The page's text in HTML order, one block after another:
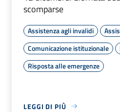
scomparse
Assistenza agli invalidi
Comunicazione istituzionale
Risposta alle emergenze
LEGGI DI PIÙ